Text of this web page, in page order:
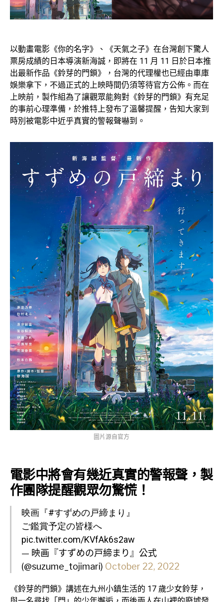
以動畫電影《你的名字》、《天氣之子》在台灣創下驚人
票房成績的日本導演新海誠，即將在 11 月 11 日於日本推
出最新作品《鈴芽的門鎖》，台灣的代理權也已經由車庫
娛樂拿下，不過正式的上映時間仍須等待官方公佈。而在
上映前，製作組為了讓觀眾能夠對《鈴芽的門鎖》有充足
的事前心理準備，於推特上發布了溫馨提醒，告知大家到
時別被電影中近乎真實的警報聲嚇到。
圖片源自官方
電影中將會有幾近真實的警報聲，製
作團隊提醒觀眾勿驚慌！
映画『#すずめの戸締まり 』
ご鑑賞予定の皆様へ
pic.twitter.com/KVfAk6s2aw
— 映画『すずめの戸締まり』公式
(@suzume_tojimari) October 22, 2022
《鈴芽的門鎖》講述在九州小鎮生活的 17 歲少女鈴芽，